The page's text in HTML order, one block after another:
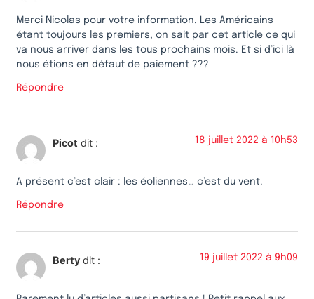
Merci Nicolas pour votre information. Les Américains
étant toujours les premiers, on sait par cet article ce qui
va nous arriver dans les tous prochains mois. Et si d’ici là
nous étions en défaut de paiement ???
Répondre
Picot dit : 18 juillet 2022 à 10h53
A présent c’est clair : les éoliennes… c’est du vent.
Répondre
Berty dit : 19 juillet 2022 à 9h09